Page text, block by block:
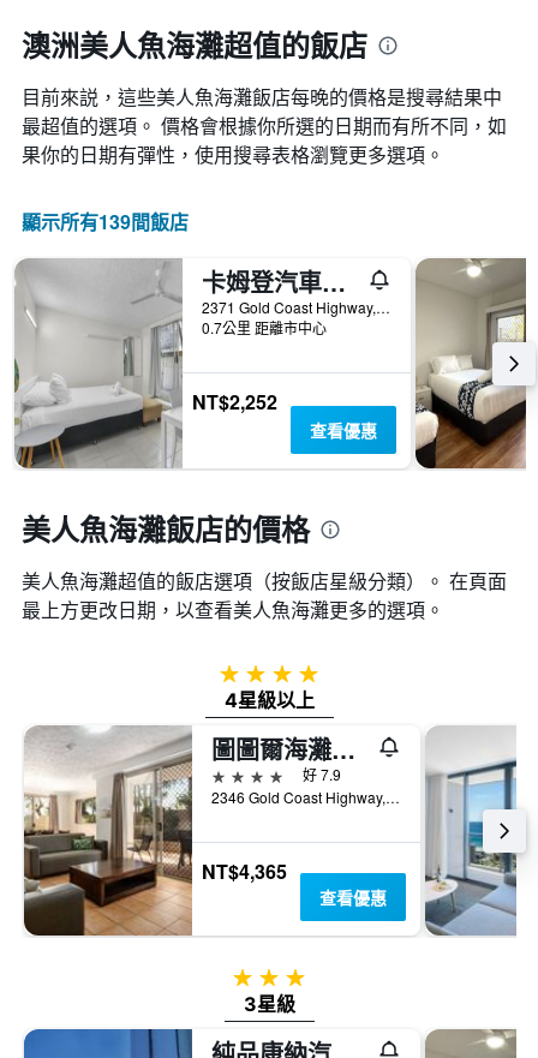
格
有
1
X
軸，
顯
示
星
級
分
類
的
類
別。
此
圖
表
有
1
Y
軸，
顯
天
內
找
到
的
今
晚
房
平
評
等
整
的
本
週
客
平
均
價
圖
表
具
有
1
X
軸，
示
按
飯
店
類
別。
此
圖
表
具
澳洲美人魚海灘超值的飯店
目前來説，這些美人魚海灘​飯店每晚的價格是搜尋結果中
最超值的選項。 價格會根據你所選的日期而有所不同，如
果你的日期有彈性，使用搜尋表格瀏覽更多選項。
顯示所有139間飯店
卡姆登汽車旅館
2371 Gold Coast Highway, 美人魚海灘, QLD, 澳洲
0.7公里 距離市中心
NT$2,252
查看優惠
美人魚海灘飯店的價格
美人魚海灘超值的飯店選項（按飯店星級分類）。 在頁面
最上方更改日期，以查看美人魚海灘​更多的選項。
4星級
4星級以上
圖圖爾海灘度假酒店
4星級
好 7.9
2346 Gold Coast Highway, 美人魚海灘, QLD, 澳洲
NT$4,365
查看優惠
3星級
3星級